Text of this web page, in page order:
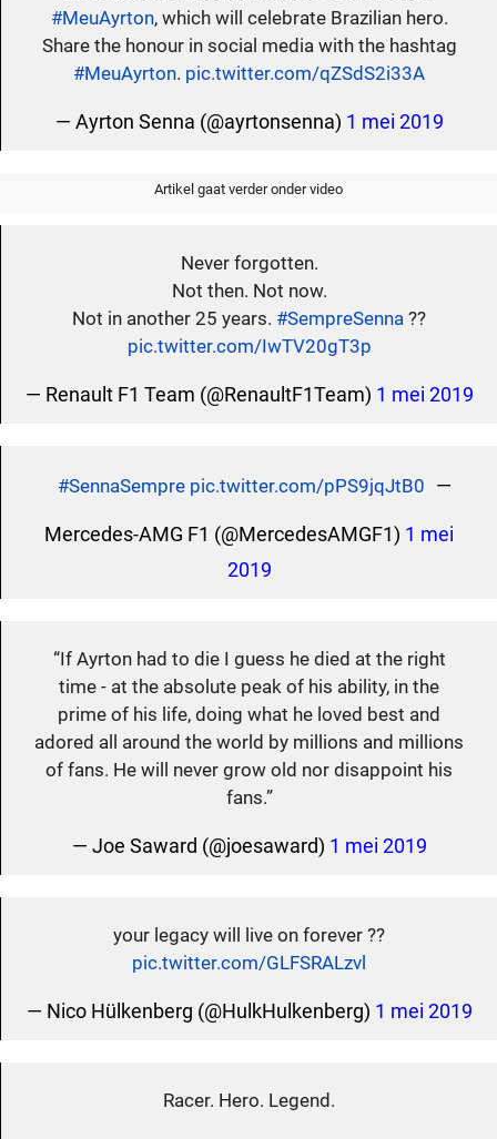
#MeuAyrton, which will celebrate Brazilian hero.
Share the honour in social media with the hashtag
#MeuAyrton. pic.twitter.com/qZSdS2i33A
— Ayrton Senna (@ayrtonsenna) 1 mei 2019
Artikel gaat verder onder video
Never forgotten.
Not then. Not now.
Not in another 25 years. #SempreSenna ??
pic.twitter.com/IwTV20gT3p
— Renault F1 Team (@RenaultF1Team) 1 mei 2019
#SennaSempre pic.twitter.com/pPS9jqJtB0 —
Mercedes-AMG F1 (@MercedesAMGF1) 1 mei
2019
“If Ayrton had to die I guess he died at the right
time - at the absolute peak of his ability, in the
prime of his life, doing what he loved best and
adored all around the world by millions and millions
of fans. He will never grow old nor disappoint his
fans.”
— Joe Saward (@joesaward) 1 mei 2019
your legacy will live on forever ??
pic.twitter.com/GLFSRALzvl
— Nico Hülkenberg (@HulkHulkenberg) 1 mei 2019
Racer. Hero. Legend.